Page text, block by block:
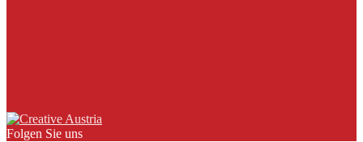
Folgen Sie uns